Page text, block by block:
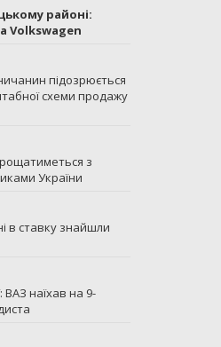
районі:
Volkswagen
підозрюється
схеми продажу
з
України
в ставку знайшли
ВАЗ наїхав на 9-